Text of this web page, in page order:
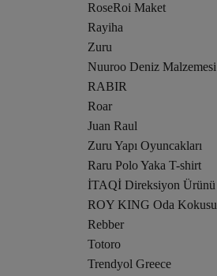
RoseRoi Maket
Rayiha
Zuru
Nuuroo Deniz Malzemesi
RABIR
Roar
Juan Raul
Zuru Yapı Oyuncakları
Raru Polo Yaka T-shirt
İTAQİ Direksiyon Ürünü
ROY KING Oda Kokusu
Rebber
Totoro
Trendyol Greece